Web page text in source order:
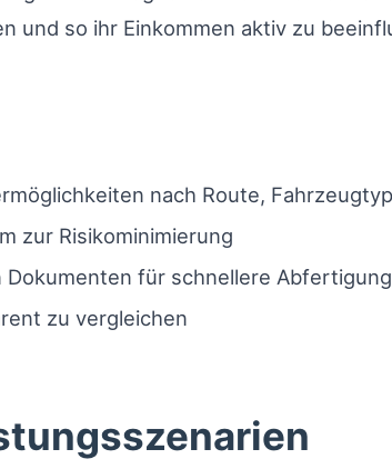
und so ihr Einkommen aktiv zu
nach Route,
zur Risikominimierung
für schnellere Abfertigung
zu vergleichen